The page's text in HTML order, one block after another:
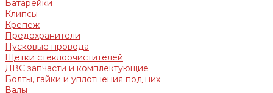
Батарейки
Клипсы
Крепеж
Предохранители
Пусковые провода
Щетки стеклоочистителей
ДВС запчасти и комплектующие
Болты, гайки и уплотнения под них
Валы